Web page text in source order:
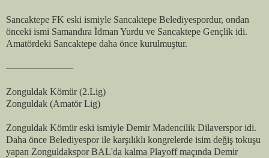
Sancaktepe FK eski ismiyle Sancaktepe Belediyespordur, ondan
önceki ismi Samandıra İdman Yurdu ve Sancaktepe Gençlik idi.
Amatördeki Sancaktepe daha önce kurulmuştur.
———————
Zonguldak Kömür (2.Lig)
Zonguldak (Amatör Lig)
Zonguldak Kömür eski ismiyle Demir Madencilik Dilaverspor idi.
Daha önce Belediyespor ile karşılıklı kongrelerde isim değiş tokuşu
yapan Zonguldakspor BAL'da kalma Playoff maçında Demir